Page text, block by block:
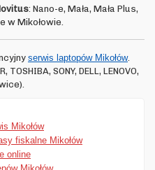
: Nano-e, Mała, Mała Plus,
w Mikołowie.
serwis laptopów Mikołów.
SONY, DELL, LENOVO,
Mikołów
fiskalne Mikołów
online